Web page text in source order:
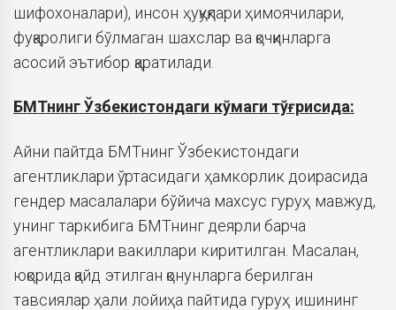
шифохоналари), инсон ҳуқуқлари ҳимоячилари,
фуқаролиги бўлмаган шахслар ва қочқинларга
асосий эътибор қаратилади.
БМТнинг Ўзбекистондаги кўмаги тўғрисида:
Айни пайтда БМТнинг Ўзбекистондаги
агентликлари ўртасидаги ҳамкорлик доирасида
гендер масалалари бўйича махсус гуруҳ мавжуд,
унинг таркибига БМТнинг деярли барча
агентликлари вакиллари киритилган. Масалан,
юқорида қайд этилган қонунларга берилган
тавсиялар ҳали лойиҳа пайтида гуруҳ ишининг